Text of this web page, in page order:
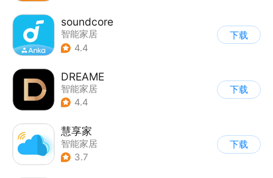
soundcore
智能家居
4.4
下载
DREAME
智能家居
4.4
下载
慧享家
智能家居
3.7
下载